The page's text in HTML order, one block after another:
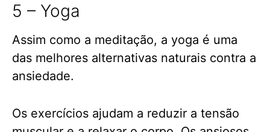
5 – Yoga
Assim como a meditação, a yoga é uma
das melhores alternativas naturais contra a
ansiedade.
Os exercícios ajudam a reduzir a tensão